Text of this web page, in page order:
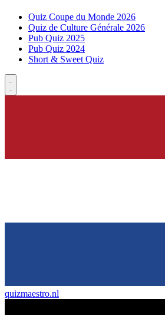
Quiz Coupe du Monde 2026
Quiz de Culture Générale 2026
Pub Quiz 2025
Pub Quiz 2024
Short & Sweet Quiz
quizmaestro.nl